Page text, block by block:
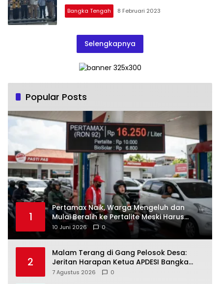
Bangka Tengah 8 Februari 2023
Selengkapnya
Popular Posts
1
‎Pertamax Naik, Warga Mengeluh dan
Mulai Beralih ke Pertalite Meski Harus
10 Juni 2026 0
2
Malam Terang di Gang Pelosok Desa:
Jeritan Harapan Ketua APDESI Bangka
Tengah untuk PLN Babel
7 Agustus 2026 0